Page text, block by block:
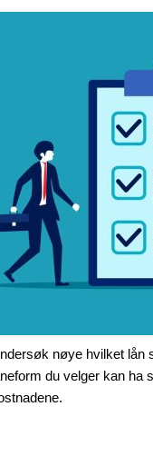
nøye hvilket lån
du velger kan ha